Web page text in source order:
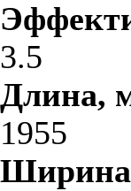
3.5
Длина,
1955